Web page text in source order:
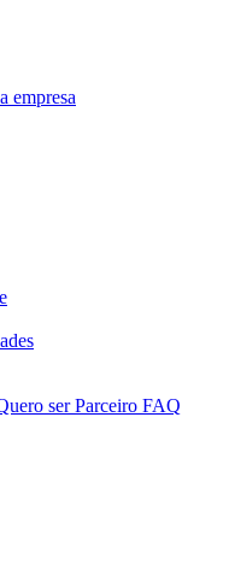
empresa
ser Parceiro FAQ